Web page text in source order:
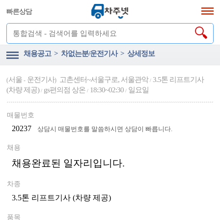
빠른상담
채용공고 > 차없는분/운전기사 > 상세정보
(서울 - 운전기사) 고촌센터~서울구로, 서울관악/ 3.5톤 리프트기사
(차량 제공)/ gs편의점 상온/ 18:30~02:30/ 일요일
매물번호
20237 상담시 매물번호를 말씀하시면 상담이 빠릅니다.
채용
채용완료된 일자리입니다.
차종
3.5톤 리프트기사 (차량 제공)
품목